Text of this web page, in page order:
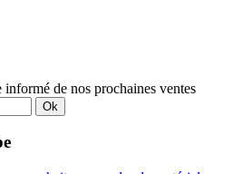
de nos prochaines ventes
Ok